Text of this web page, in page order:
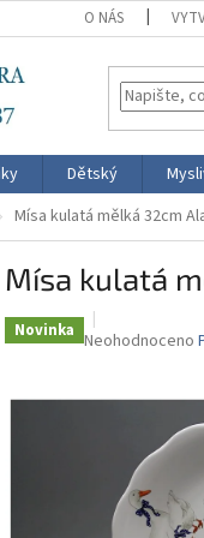
O NÁS
Dětský
Mísa kulatá mělká 32cm
Mísa kulatá
Novinka Průměrné
hvězdiček.
Neohodnoceno